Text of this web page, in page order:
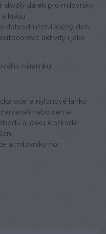
skvělý dárek pro milovníky
krásu
dobrodružství každý den.
aktivity i jako
náramku.
ocel a nylonové lanko
nebo černé
a lásku k přírodě
a milovníky hor